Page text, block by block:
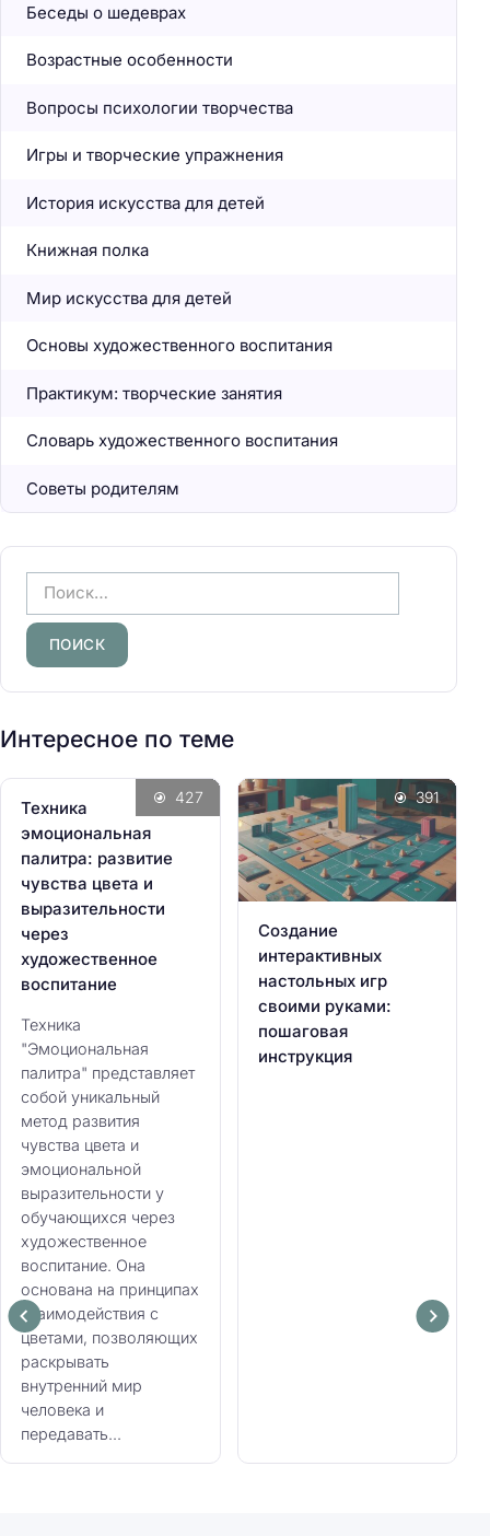
Беседы о шедеврах
Возрастные особенности
Вопросы психологии творчества
Игры и творческие упражнения
История искусства для детей
Книжная полка
Мир искусства для детей
Основы художественного воспитания
Практикум: творческие занятия
Словарь художественного воспитания
Советы родителям
а
й
т
и
Интересное по теме
Техника
эмоциональная
палитра: развитие
чувства цвета и
выразительности
через
художественное
воспитание
Техника
"Эмоциональная
палитра" представляет
собой уникальный
метод развития
чувства цвета и
эмоциональной
выразительности у
обучающихся через
художественное
воспитание. Она
основана на принципах
взаимодействия с
цветами, позволяющих
раскрывать
внутренний мир
человека и
передавать...
427
Создание
интерактивных
настольных игр
своими руками:
пошаговая
инструкция
391